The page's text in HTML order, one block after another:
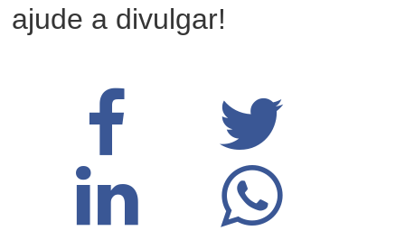
ajude a divulgar!